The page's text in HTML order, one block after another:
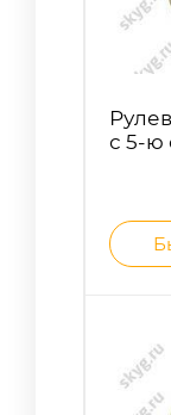
с 5-ю